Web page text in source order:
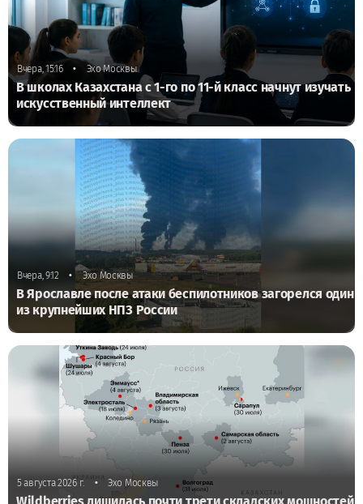
Вчера, 15:16 • Эхо Москвы
В школах Казахстана с 1-го по 11-й класс начнут изучать
искусственный интеллект
Вчера, 9:12 • Эхо Москвы
В Ярославле после атаки беспилотников загорелся один
из крупнейших НПЗ России
5 августа 2026 г. • Эхо Москвы